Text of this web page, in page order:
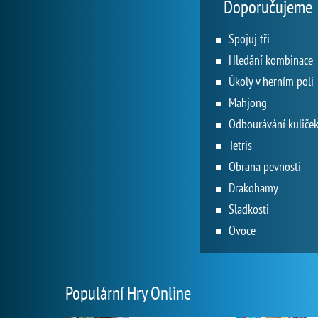
Doporučujeme
Spojuj tři
Hledání kombinace
Úkoly v herním poli
Mahjong
Odbourávání kuliček
Tetris
Obrana pevnosti
Drakohamy
Sladkosti
Ovoce
Populární Hry Online